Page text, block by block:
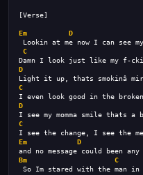
[Verse]
Em D
Lookin at me now I can see
C
Damn I look just like my f-
D
Light it up, thats smokinâ
C
I even look good in the
D
I see my momma smile thats a
C
I see the change, I see the
Em
D
and no message could been
Bm
C
So Im stared with the man in